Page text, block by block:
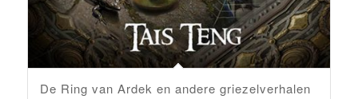
De Ring van Ardek en andere griezelverhalen